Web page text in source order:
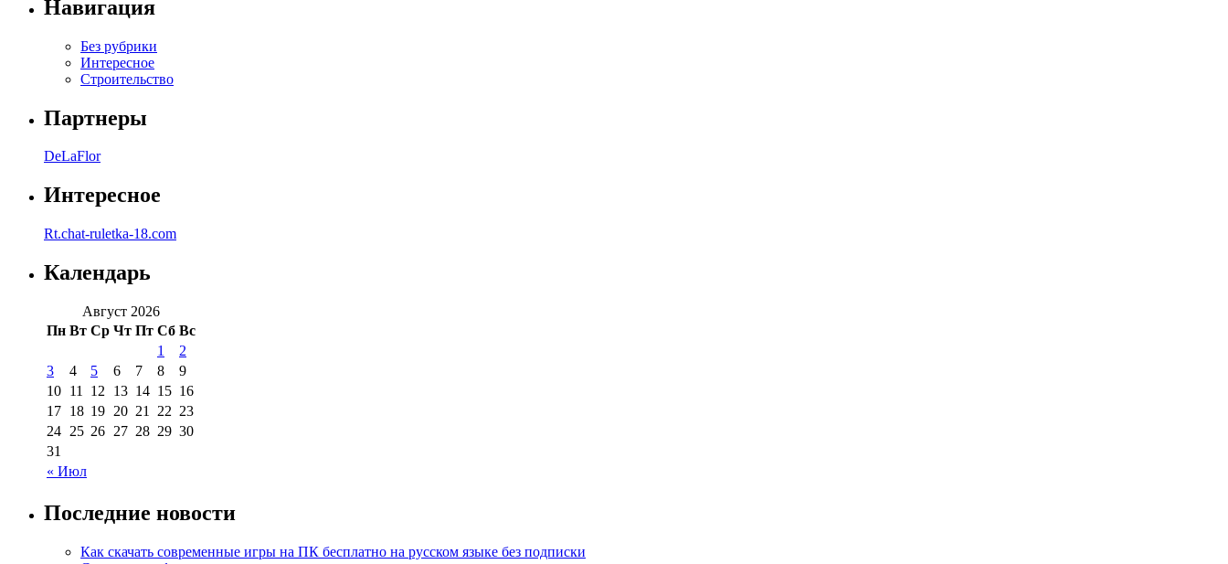
Навигация
Без рубрики
Интересное
Строительство
Партнеры
DeLaFlor
Интересное
Rt.chat-ruletka-18.com
Календарь
Август 2026
Пн Вт Ср Чт Пт Сб Вс
« Июл
1
2
3
4 5 6 7 8
9
10 11 12 13 14 15 16
17 18 19 20 21 22 23
24 25 26 27 28 29 30
31
Последние новости
Как скачать современные игры на ПК бесплатно на русском языке без подписки